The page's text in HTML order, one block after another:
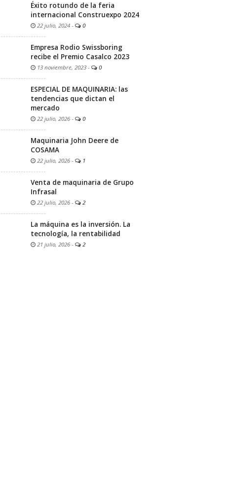
Éxito rotundo de la feria
internacional Construexpo 2024
22 julio, 2024 - 0
Empresa Rodio Swissboring
recibe el Premio Casalco 2023
13 noviembre, 2023 - 0
ESPECIAL DE MAQUINARIA: las
tendencias que dictan el
mercado
22 julio, 2026 - 0
Maquinaria John Deere de
COSAMA
22 julio, 2026 - 1
Venta de maquinaria de Grupo
Infrasal
22 julio, 2026 - 2
La máquina es la inversión. La
tecnología, la rentabilidad
21 julio, 2026 - 2